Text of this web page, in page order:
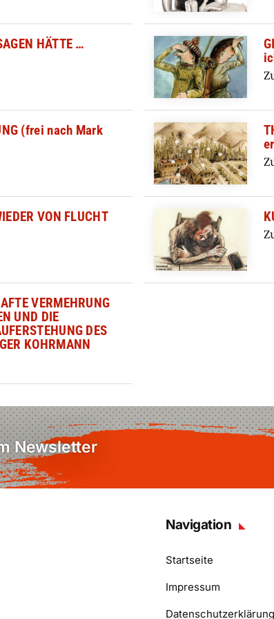
HÄTTE …
(frei nach Mark
VON FLUCHT
VERMEHRUNG
UND DIE
DES
KOHRMANN
Newsletter
Navigation
Startseite
Impressum
Datenschutzerklärung